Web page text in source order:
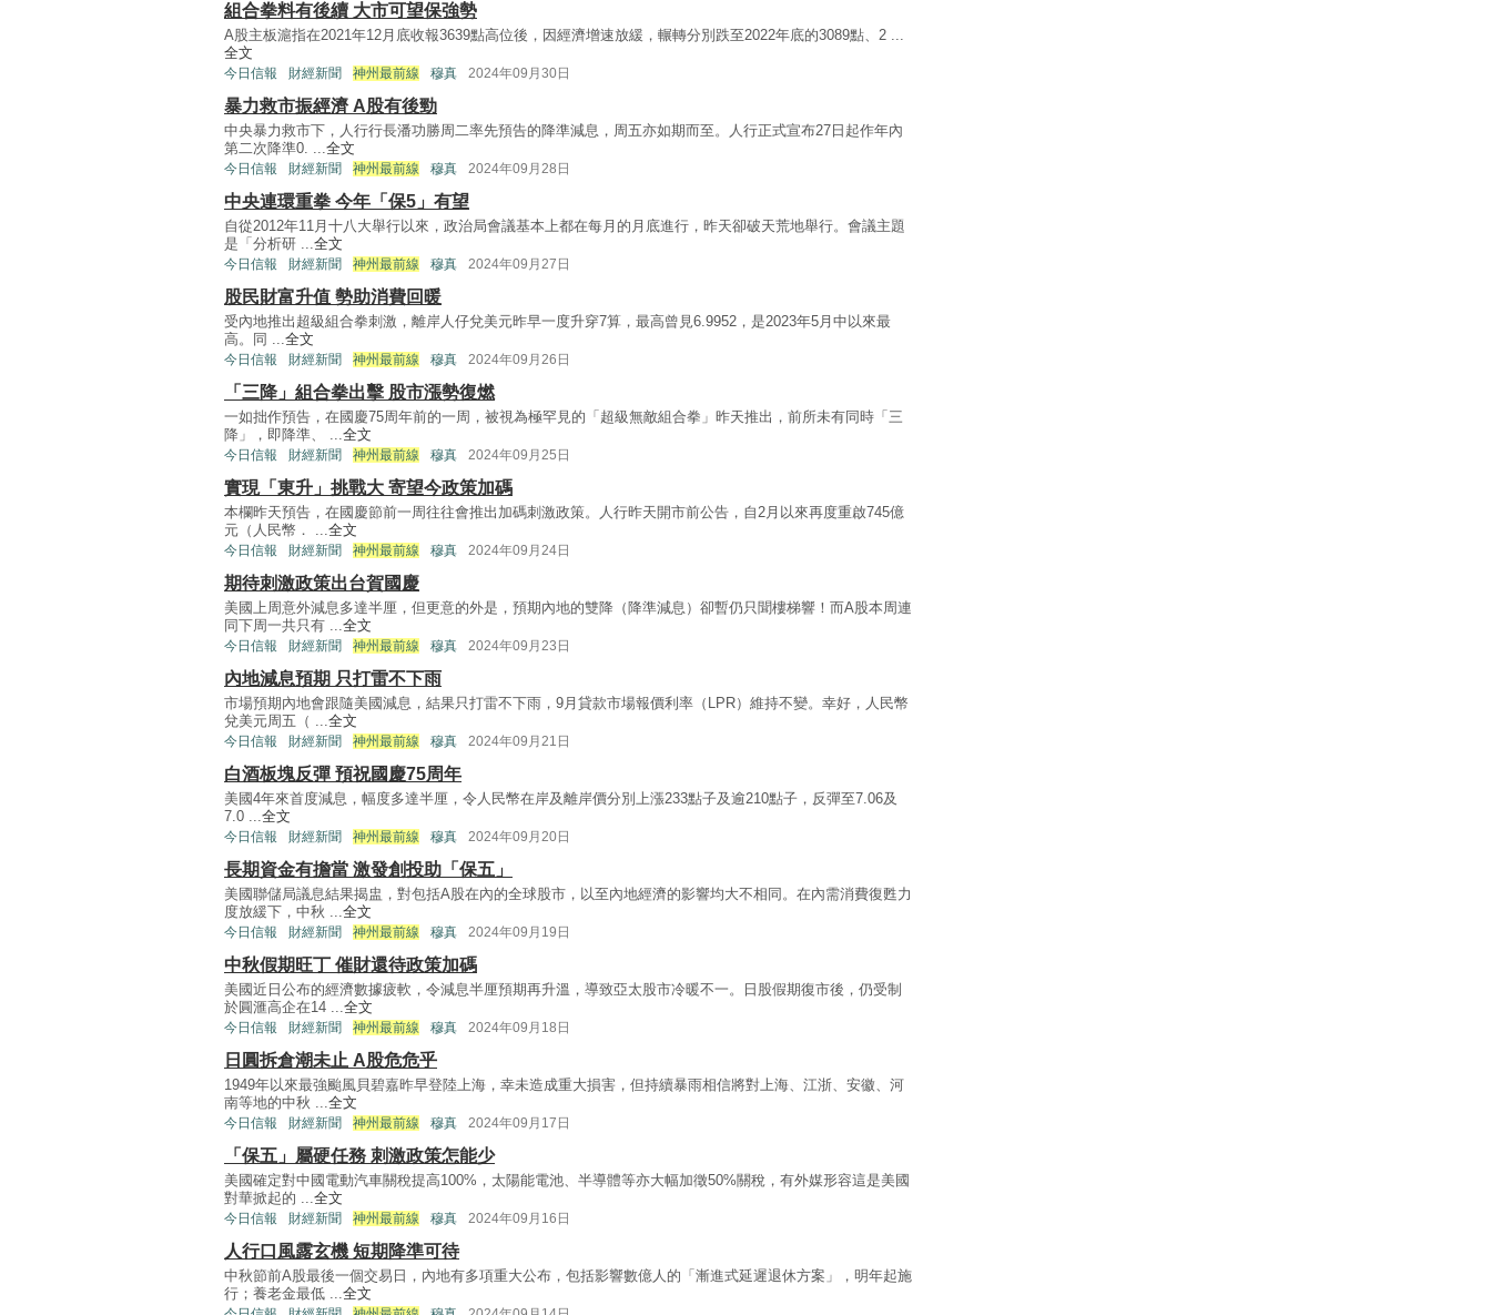
組合拳料有後續 大市可望保強勢
A股主板滬指在2021年12月底收報3639點高位後，因經濟增速放緩，輾轉分別跌至2022年底的3089點、2 ...
全文
今日信報 財經新聞 神州最前線 穆真 2024年09月30日
暴力救市振經濟 A股有後勁
中央暴力救市下，人行行長潘功勝周二率先預告的降準減息，周五亦如期而至。人行正式宣布27日起作年內
第二次降準0. ...全文
今日信報 財經新聞 神州最前線 穆真 2024年09月28日
中央連環重拳 今年「保5」有望
自從2012年11月十八大舉行以來，政治局會議基本上都在每月的月底進行，昨天卻破天荒地舉行。會議主題
是「分析研 ...全文
今日信報 財經新聞 神州最前線 穆真 2024年09月27日
股民財富升值 勢助消費回暖
受內地推出超級組合拳刺激，離岸人仔兌美元昨早一度升穿7算，最高曾見6.9952，是2023年5月中以來最
高。同 ...全文
今日信報 財經新聞 神州最前線 穆真 2024年09月26日
「三降」組合拳出擊 股市漲勢復燃
一如拙作預告，在國慶75周年前的一周，被視為極罕見的「超級無敵組合拳」昨天推出，前所未有同時「三
降」，即降準、 ...全文
今日信報 財經新聞 神州最前線 穆真 2024年09月25日
實現「東升」挑戰大 寄望今政策加碼
本欄昨天預告，在國慶節前一周往往會推出加碼刺激政策。人行昨天開市前公告，自2月以來再度重啟745億
元（人民幣． ...全文
今日信報 財經新聞 神州最前線 穆真 2024年09月24日
期待刺激政策出台賀國慶
美國上周意外減息多達半厘，但更意的外是，預期內地的雙降（降準減息）卻暫仍只聞樓梯響！而A股本周連
同下周一共只有 ...全文
今日信報 財經新聞 神州最前線 穆真 2024年09月23日
內地減息預期 只打雷不下雨
市場預期內地會跟隨美國減息，結果只打雷不下雨，9月貸款市場報價利率（LPR）維持不變。幸好，人民幣
兌美元周五（ ...全文
今日信報 財經新聞 神州最前線 穆真 2024年09月21日
白酒板塊反彈 預祝國慶75周年
美國4年來首度減息，幅度多達半厘，令人民幣在岸及離岸價分別上漲233點子及逾210點子，反彈至7.06及
7.0 ...全文
今日信報 財經新聞 神州最前線 穆真 2024年09月20日
長期資金有擔當 激發創投助「保五」
美國聯儲局議息結果揭盅，對包括A股在內的全球股市，以至內地經濟的影響均大不相同。在內需消費復甦力
度放緩下，中秋 ...全文
今日信報 財經新聞 神州最前線 穆真 2024年09月19日
中秋假期旺丁 催財還待政策加碼
美國近日公布的經濟數據疲軟，令減息半厘預期再升溫，導致亞太股市冷暖不一。日股假期復市後，仍受制
於圓滙高企在14 ...全文
今日信報 財經新聞 神州最前線 穆真 2024年09月18日
日圓拆倉潮未止 A股危危乎
1949年以來最強颱風貝碧嘉昨早登陸上海，幸未造成重大損害，但持續暴雨相信將對上海、江浙、安徽、河
南等地的中秋 ...全文
今日信報 財經新聞 神州最前線 穆真 2024年09月17日
「保五」屬硬任務 刺激政策怎能少
美國確定對中國電動汽車關稅提高100%，太陽能電池、半導體等亦大幅加徵50%關稅，有外媒形容這是美國
對華掀起的 ...全文
今日信報 財經新聞 神州最前線 穆真 2024年09月16日
人行口風露玄機 短期降準可待
中秋節前A股最後一個交易日，內地有多項重大公布，包括影響數億人的「漸進式延遲退休方案」，明年起施
行；養老金最低 ...全文